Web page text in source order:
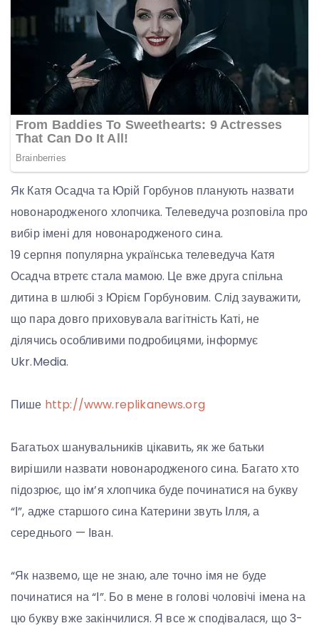
Як Катя Осадча та Юрій Горбунов планують назвати
новонародженого хлопчика. Телеведуча розповіла про
вибір імені для новонародженого сина.
19 серпня популярна українська телеведуча Катя
Осадча втретє стала мамою. Це вже друга спільна
дитина в шлюбі з Юрієм Горбуновим. Слід зауважити,
що пара довго приховувала вагітність Каті, не
ділячись особливими подробицями, інформує
Ukr.Media.
Пише http://www.replikanews.org
Багатьох шанувальників цікавить, як же батьки
вирішили назвати новонародженого сина. Багато хто
підозрює, що ім’я хлопчика буде починатися на букву
“І”, адже старшого сина Катерини звуть Ілля, а
середнього — Іван.
“Як назвемо, ще не знаю, але точно імя не буде
починатися на “І”. Бо в мене в голові чоловічі імена на
цю букву вже закінчилися. Я все ж сподівалася, що 3-